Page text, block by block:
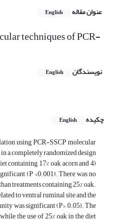
عنوان مقاله English
techniques of PCR-
نویسندگان English
چکیده
English
using PCR-SSCP molecular
a completely randomized design
containing 17% oak acorn and 4)
(P <0.001). There was no
treatments containing 25% oak.
to ventral ruminal site and the
was significant (P> 0.05). The
the use of 25% oak in the diet